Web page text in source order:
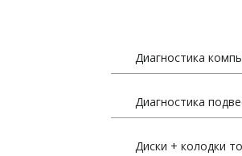
Диагностика
Диагностика
Диски + колодки